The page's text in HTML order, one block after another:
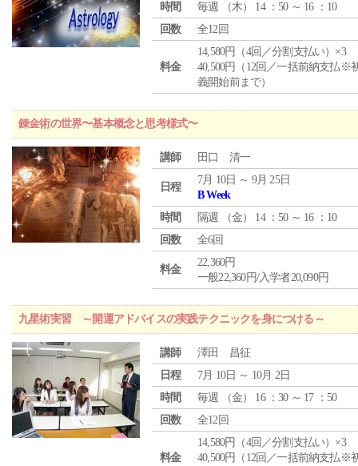
時間
毎週 （木） 14 ：50 ～ 16 ：10
回数
全12回
料金
14,580円（4回／分割支払い）×3
40,500円（12回／一括前納支払※
義開始前まで）
錬金術の世界〜基本概念と思考様式〜
講師 田口 清一
日程
7月 10日 ～ 9月 25日
B Week
時間
隔週 （金） 14 ：50 ～ 16 ：10
回数
全6回
料金
22,360円
一般22,360円/入学者20,090円
九星術実習 ～開運アドバイスの実践テクニックを身につける～
講師
澤田 昌征
日程
7月 10日 ～ 10月 2日
時間
毎週 （金） 16 ：30 ～ 17 ：50
回数
全12回
料金
14,580円（4回／分割支払い）×3
40,500円（12回／一括前納支払※